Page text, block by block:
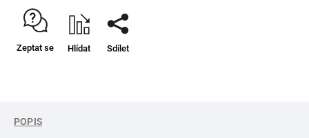
Zeptat se Hlídat Sdílet
POPIS